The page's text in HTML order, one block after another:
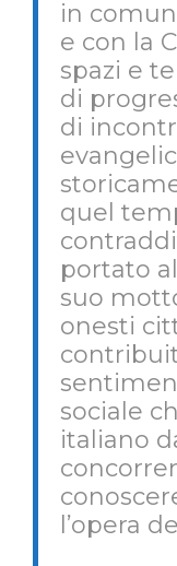
in
e con la
spazi e
di
di
quel
portato
suo
onesti
sociale
italiano
l’opera